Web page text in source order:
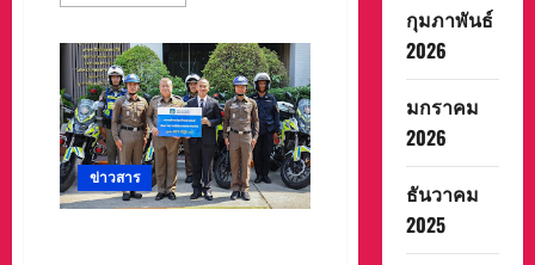
เชียงคำ
พร้อม
ฝ่าย
ปกครอง
ยึด
ยาบ้า8ล้าน
เม็ด
ไอซ์1กก.
ซ่อน
อำพราง
ข่าวสาร
กุมภาพันธ์
2026
มกราคม
2026
ธันวาคม
2025